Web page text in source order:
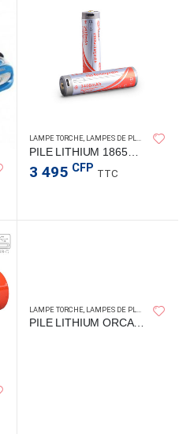
LAMPES DE PLONGÉE
LAMPE TORCHE, LAMPES DE PLONGÉE
PILE LITHIUM 18650 3400mAh USB-C
3 495 CFP TTC
ACEBEAM
LAMPE TORCHE LAMPES DE PLONGÉE
PILE LITHIUM ORCATORCH 14500 920mAh USB-C